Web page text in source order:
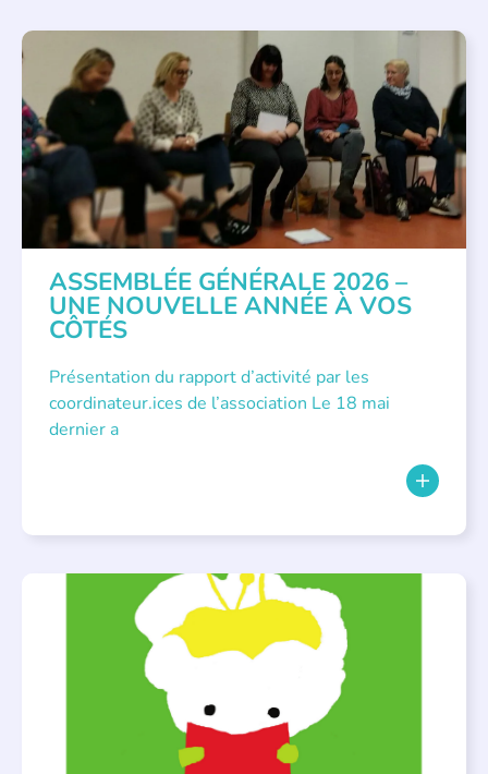
APPEL À SOUTIEN , VIE DE L'ASSOCIATION
ASSEMBLÉE GÉNÉRALE 2026 –
UNE NOUVELLE ANNÉE À VOS
CÔTÉS
Présentation du rapport d’activité par les
coordinateur.ices de l’association Le 18 mai
dernier a
BIBLIOTHÈQUES ÉVÉNEMENTS , LECTURE INDIVIDUALISÉE
LITTÉRATURE JEUNESSE